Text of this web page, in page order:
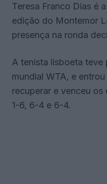
Teresa Franco Dias é
edição do Montemor
presença na ronda
A tenista lisboeta teve
mundial WTA, e
recuperar e venceu
1-6, 6-4 e 6-4.